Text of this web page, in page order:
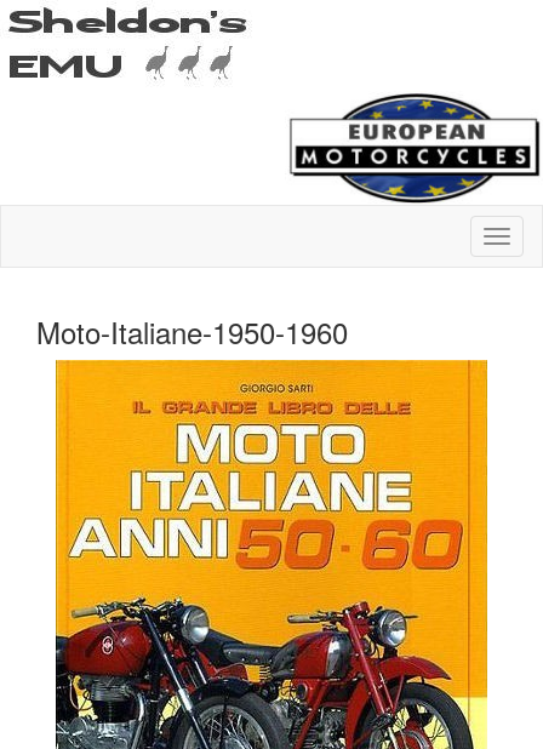
Moto-Italiane-1950-1960